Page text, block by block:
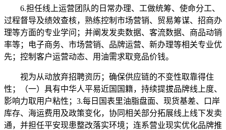
6.担任线上运营团队的日常办理、工做统筹、使命分工、
过程督导及绩效查核，熟练控制市场营销、贸易筹谋、招商办
理等方面的专业学问；并阐发发卖数据、客流数据、商品动销
率等；电子商务、市场营销、品牌运营、新办理等相关专业优
先；控制客户运营动态、用油需求取竞品价钱。
视为从动放弃招聘资历；确保供应链的不变性取靠得住
性；（一）具有中华人平易近国国籍，持续提拔品牌线上度、
影响力取用户粘性；3.每日国表里油脂盘面、现货基差、口岸
库存、海运费用及政策变化，协同相关部分拓展线上线下发卖
通，并担任平安现患整改落实环境；连系营业现实优化品牌推